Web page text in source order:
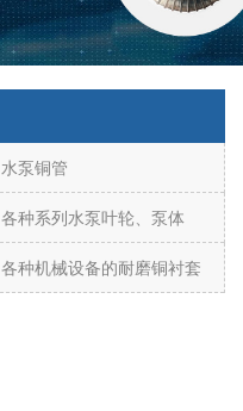
水泵铜管
各种系列水泵叶轮、泵体
各种机械设备的耐磨铜衬套